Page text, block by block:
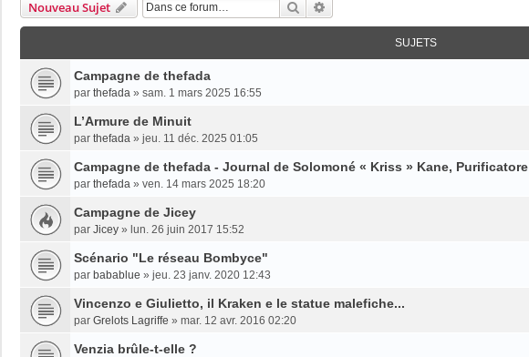
Nouveau Sujet Rechercher
SUJETS
Campagne de thefada
par thefada » sam. 1 mars 2025 16:55
L’Armure de Minuit
par thefada » jeu. 11 déc. 2025 01:05
Campagne de thefada - Journal de Solomoné « Kriss » Kane, Purificatore
par thefada » ven. 14 mars 2025 18:20
Campagne de Jicey
par Jicey » lun. 26 juin 2017 15:52
Scénario "Le réseau Bombyce"
par babablue » jeu. 23 janv. 2020 12:43
Vincenzo e Giulietto, il Kraken e le statue malefiche...
par Grelots Lagriffe » mar. 12 avr. 2016 02:20
Venzia brûle-t-elle ?